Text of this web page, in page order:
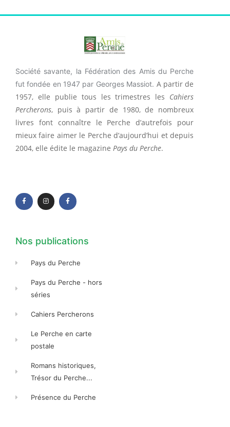
Société savante, la Fédération des Amis du Perche
fut fondée en 1947 par Georges Massiot. A partir de
1957, elle publie tous les trimestres les Cahiers
Percherons, puis à partir de 1980, de nombreux
livres font connaître le Perche d’autrefois pour
mieux faire aimer le Perche d’aujourd’hui et depuis
2004, elle édite le magazine Pays du Perche.
c
e
b
o
s
t
a
g
c
e
b
o
Nos publications
Pays du Perche
Pays du Perche - hors
séries
Cahiers Percherons
Le Perche en carte
postale
Romans historiques,
Trésor du Perche...
Présence du Perche